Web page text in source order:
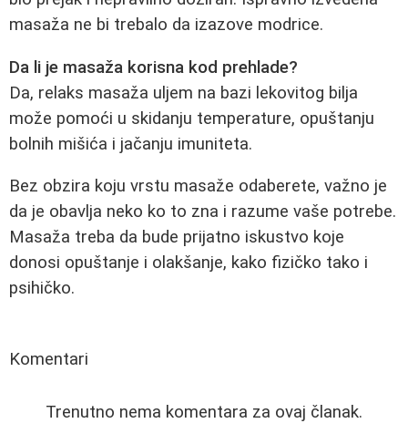
masaža ne bi trebalo da izazove modrice.
Da li je masaža korisna kod prehlade?
Da, relaks masaža uljem na bazi lekovitog bilja
može pomoći u skidanju temperature, opuštanju
bolnih mišića i jačanju imuniteta.
Bez obzira koju vrstu masaže odaberete, važno je
da je obavlja neko ko to zna i razume vaše potrebe.
Masaža treba da bude prijatno iskustvo koje
donosi opuštanje i olakšanje, kako fizičko tako i
psihičko.
Komentari
Trenutno nema komentara za ovaj članak.